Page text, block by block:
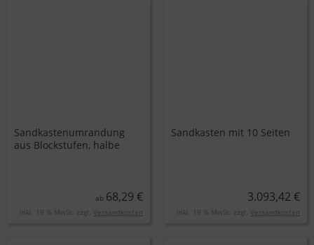
Sandkastenumrandung
aus Blockstufen, halbe
ab 68,29 €
inkl. 19 % MwSt. zzgl. Versandkosten
Sandkasten mit 10 Seiten
3.093,42 €
inkl. 19 % MwSt. zzgl. Versandkosten